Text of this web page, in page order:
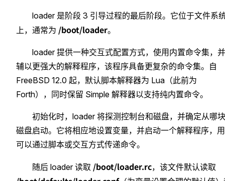
loader 是阶段 3 引导过程的最后阶段。它位于文件系
上，通常为 /boot/loader。
loader 提供一种交互式配置方式，使用内置命令集，并
辅以更强大的解释程序，该程序具备更复杂的命令集。自
FreeBSD 12.0 起，默认脚本解释器为 Lua（此前为
Forth），同时保留 Simple 解释器以支持纯内置命令。
初始化时，loader 将探测控制台和磁盘，并确定从哪块
磁盘启动。它将相应地设置变量，并启动一个解释程序，
可以通过脚本或交互方式传递命令。
随后 loader 读取 /boot/loader.rc，该文件默认读取